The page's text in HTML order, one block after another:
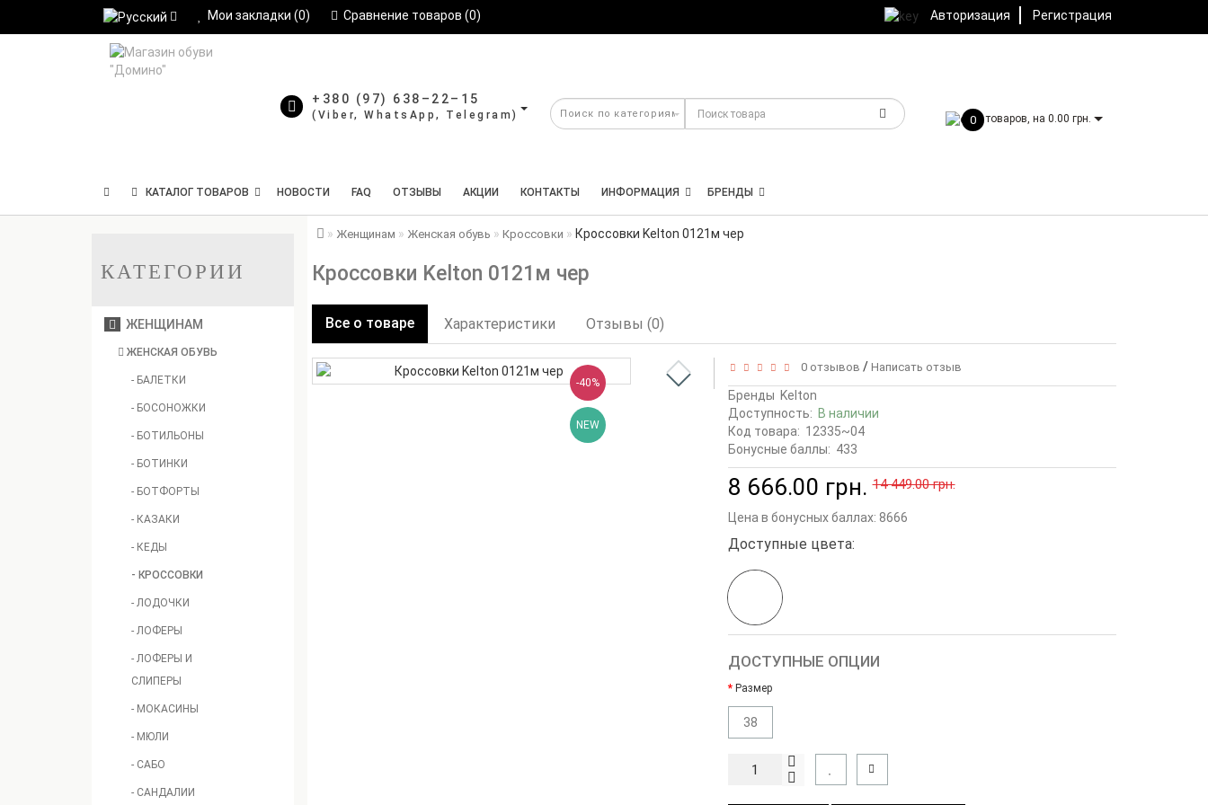
Мои закладки (0) Сравнение товаров (0) Авторизация Регистрация
+380 (97) 638–22–15
0 товаров, на 0.00 грн.
КАТАЛОГ ТОВАРОВ НОВОСТИ FAQ ОТЗЫВЫ АКЦИИ КОНТАКТЫ ИНФОРМАЦИЯ БРЕНДЫ
КАТЕГОРИИ
ЖЕНЩИНАМ
ЖЕНСКАЯ ОБУВЬ
- БАЛЕТКИ
- БОСОНОЖКИ
- БОТИЛЬОНЫ
- БОТИНКИ
- БОТФОРТЫ
- КАЗАКИ
- КЕДЫ
- КРОССОВКИ
- ЛОДОЧКИ
- ЛОФЕРЫ
- ЛОФЕРЫ И
СЛИПЕРЫ
- МОКАСИНЫ
- МЮЛИ
- САБО
- САНДАЛИИ
Женщинам Женская обувь Кроссовки Кроссовки Kelton 0121м чер
Кроссовки Kelton 0121м чер
Все о товаре Характеристики Отзывы (0)
-40%
NEW
0 отзывов / Написать отзыв
Бренды Kelton
Доступность: В наличии
Код товара: 12335~04
Бонусные баллы: 433
8 666.00 грн. 14 449.00 грн.
Цена в бонусных баллах: 8666
Доступные цвета:
ДОСТУПНЫЕ ОПЦИИ
Размер
38